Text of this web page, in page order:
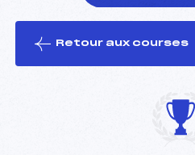
le ski
Retour aux courses